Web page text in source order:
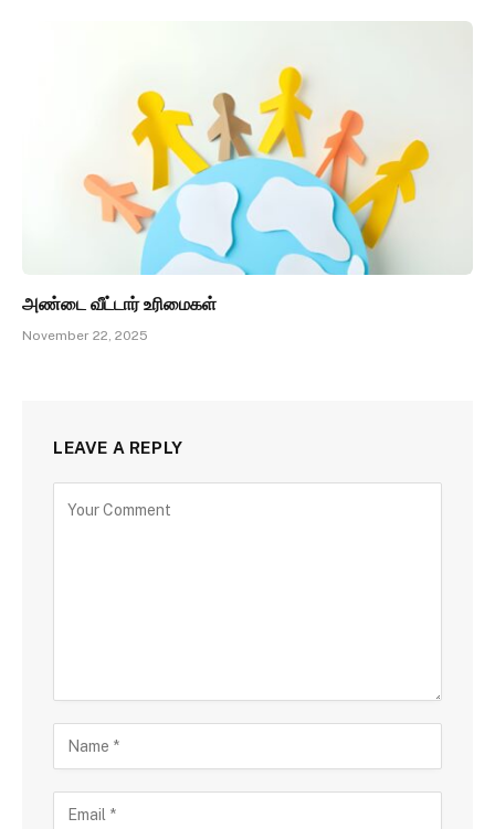
அண்டை வீட்டார் உரிமைகள்
November 22, 2025
LEAVE A REPLY